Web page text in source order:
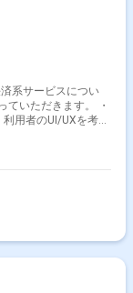
系サービスについ
ていただきます。 ・
用者のUI/UXを考慮